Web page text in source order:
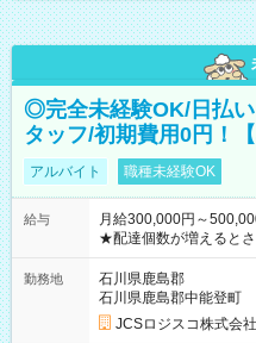
◎完全未経験OK/日払
タッフ/初期費用0円！
アルバイト 職種未経験OK
給与
月給300,000円～
★配達個数が増えると
ど！ ・主要都市エリア 月収55万円／週5日稼働 月収65万~112
万円／週6日稼働 ・地方郊外エリア 月収40万円／週5日稼働 月
収40万円~50万円／週6日稼働 ＜モデルイメージ
円 (27歳男性/江東区在
(日休み) ■月収80万円(43歳男性/墨田区在住)※元営業 1日200個
勤務地
石川県鹿島郡
石川県鹿島郡中能登町
JCSロジスコ株式会社